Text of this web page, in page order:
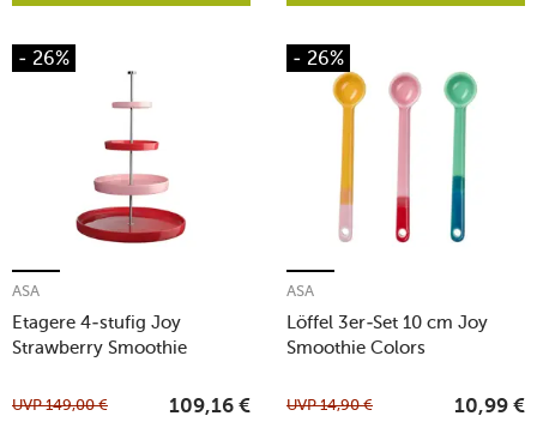
- 26%
Etagere 4-stufig Joy
Strawberry Smoothie
ASA
UVP149,00 € 109,16 €
- 26%
Löffel 3er-Set 10 cm Joy
Smoothie Colors
ASA
UVP14,90 € 10,99 €